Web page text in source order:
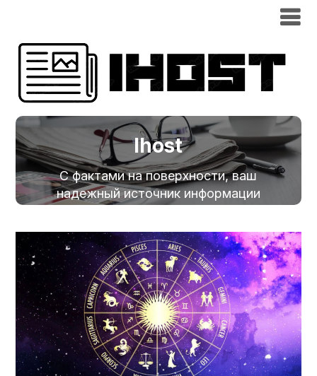
Ihost
С фактами на поверхности, ваш
надежный источник информации